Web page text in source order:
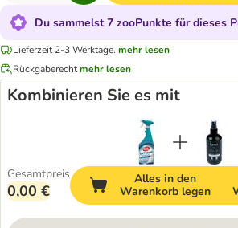
Du sammelst 7 zooPunkte für dieses
Lieferzeit 2-3 Werktage. mehr lesen
Rückgaberechtmehr lesen
Kombinieren Sie es mit
Gesamtpreis
0,00 €
Alles in den
Warenkorb legen